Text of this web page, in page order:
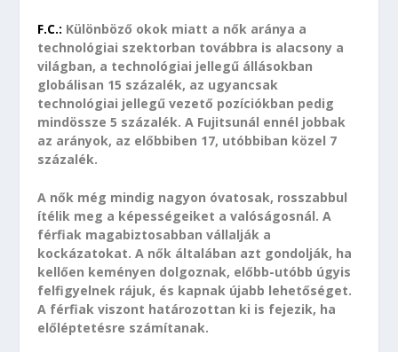
F.C.: Különböző okok miatt a nők aránya a
technológiai szektorban továbbra is alacsony a
világban, a technológiai jellegű állásokban
globálisan 15 százalék, az ugyancsak
technológiai jellegű vezető pozíciókban pedig
mindössze 5 százalék. A Fujitsunál ennél jobbak
az arányok, az előbbiben 17, utóbbiban közel 7
százalék.
A nők még mindig nagyon óvatosak, rosszabbul
ítélik meg a képességeiket a valóságosnál. A
férfiak magabiztosabban vállalják a
kockázatokat. A nők általában azt gondolják, ha
kellően keményen dolgoznak, előbb-utóbb úgyis
felfigyelnek rájuk, és kapnak újabb lehetőséget.
A férfiak viszont határozottan ki is fejezik, ha
előléptetésre számítanak.